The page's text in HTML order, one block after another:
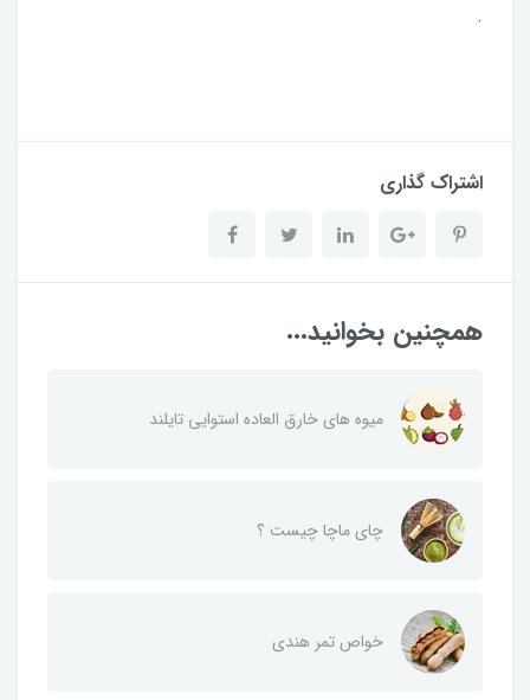
.
اشتراک گذاری
همچنین بخوانید...
میوه های خارق العاده استوایی تایلند
چای ماچا چیست ؟
خواص تمر هندی